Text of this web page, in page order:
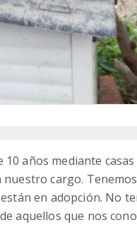
años mediante
nuestro cargo.
en adopción. No
aquellos que nos